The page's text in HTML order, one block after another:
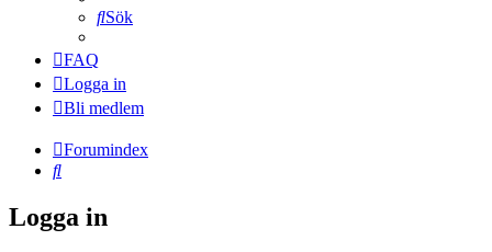
Sök
FAQ
Logga in
Bli medlem
Forumindex
Sök
Logga in